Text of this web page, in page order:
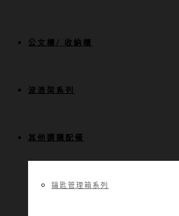
公文櫃/ 收納櫃
波浪架系列
其他選購配備
鑰匙管理箱系列